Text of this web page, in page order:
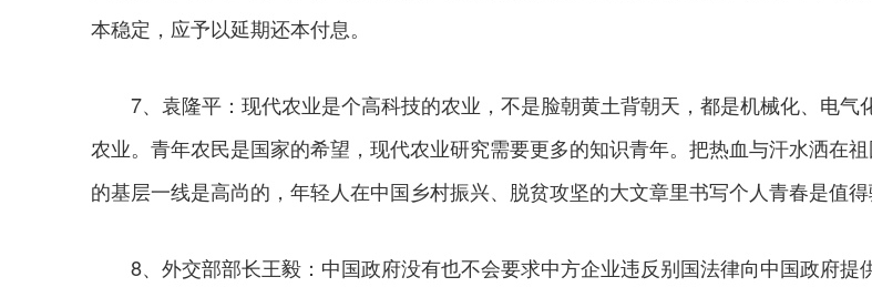
本稳定，应予以延期还本付息。
7、袁隆平：现代农业是个高科技的农业，不是脸朝黄土背朝天，都是机械化、电气
农业。青年农民是国家的希望，现代农业研究需要更多的知识青年。把热血与汗水洒在
的基层一线是高尚的，年轻人在中国乡村振兴、脱贫攻坚的大文章里书写个人青春是值得
8、外交部部长王毅：中国政府没有也不会要求中方企业违反别国法律向中国政府提